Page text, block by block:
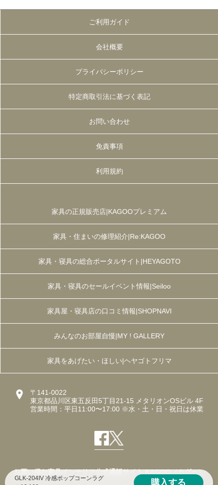
GLK-204IV 冷感ポップコーンラグ
購入する
ご利用ガイド
会社概要
プライバシーポリシー
特定商取引法に基づく表記
お問い合わせ
免責事項
利用規約
家具の正規販売店|KAGOOプレミアム
家具・住まいの修理紹介|Re:KAGOO
家具・寝具の総合ポータルサイト|HEYAGOTO
家具・寝具のセールイベント情報|Seiloo
家具屋・寝具店の口コミ情報|SHOPNAVI
みんなのお部屋自慢|MY ! GALLERY
家具をあげたい・ほしい|ヘヤゴトフリマ
〒141-0022
東京都品川区東五反田5丁目21-15 メタリオンOSビル 4F
営業時間：平日11:00〜17:00 ※水・土・日・祝日は休業
お買い得な家具インテリア公式通販サイト KAGOO（カグー）